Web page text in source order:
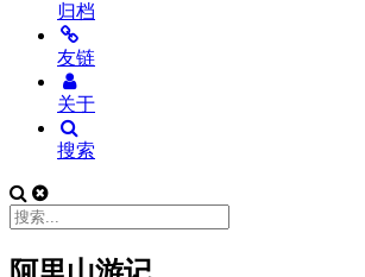
归档
友链
关于
搜索